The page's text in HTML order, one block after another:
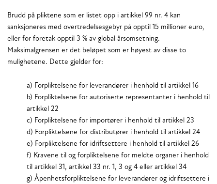
Brudd på pliktene som er listet opp i artikkel 99 nr. 4 kan
sanksjoneres med overtredelsesgebyr på opptil 15 millioner euro,
eller for foretak opptil 3 % av global årsomsetning.
Maksimalgrensen er det beløpet som er høyest av disse to
mulighetene. Dette gjelder for:
a) Forpliktelsene for leverandører i henhold til artikkel 16
b) Forpliktelsene for autoriserte representanter i henhold til
artikkel 22
c) Forpliktelsene for importører i henhold til artikkel 23
d) Forpliktelsene for distributører i henhold til artikkel 24
e) Forpliktelsene for idriftsettere i henhold til artikkel 26
f) Kravene til og forpliktelsene for meldte organer i henhold
til artikkel 31, artikkel 33 nr. 1, 3 og 4 eller artikkel 34
g) Åpenhetsforpliktelsene for leverandører og idriftsettere i